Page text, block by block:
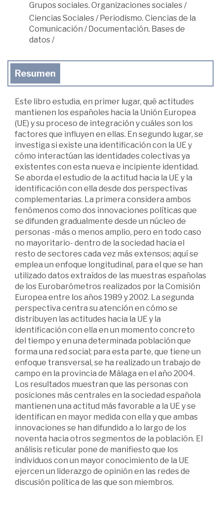
Grupos sociales. Organizaciones sociales/
Ciencias Sociales/Periodismo. Ciencias de la
Comunicación /Documentación. Bases de
datos/
Resumen
Este libro estudia, en primer lugar, qué actitudes
mantienen los españoles hacia la Unión Europea
(UE) y su proceso de integración y cuáles son los
factores que influyen en ellas. En segundo lugar, se
investiga si existe una identificación con la UE y
cómo interactúan las identidades colectivas ya
existentes con esta nueva e incipiente identidad.
Se aborda el estudio de la actitud hacia la UE y la
identificación con ella desde dos perspectivas
complementarias. La primera considera ambos
fenómenos como dos innovaciones políticas que
se difunden gradualmente desde un núcleo de
personas -más o menos amplio, pero en todo caso
no mayoritario- dentro de la sociedad hacia el
resto de sectores cada vez más extensos; aquí se
emplea un enfoque longitudinal, para el que se han
utilizado datos extraídos de las muestras españolas
de los Eurobarómetros realizados por la Comisión
Europea entre los años 1989 y 2002. La segunda
perspectiva centra su atención en cómo se
distribuyen las actitudes hacia la UE y la
identificación con ella en un momento concreto
del tiempo y en una determinada población que
forma una red social; para esta parte, que tiene un
enfoque transversal, se ha realizado un trabajo de
campo en la provincia de Málaga en el año 2004.
Los resultados muestran que las personas con
posiciones más centrales en la sociedad española
mantienen una actitud más favorable a la UE y se
identifican en mayor medida con ella y que ambas
innovaciones se han difundido a lo largo de los
noventa hacia otros segmentos de la población. El
análisis reticular pone de manifiesto que los
individuos con un mayor conocimiento de la UE
ejercen un liderazgo de opinión en las redes de
discusión política de las que son miembros.